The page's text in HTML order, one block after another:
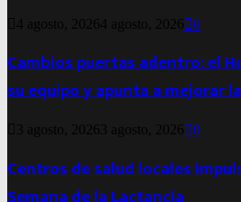
4 agosto, 20264 agosto, 2026 0
Cambios puertas adentro: el
su equipo y apunta a mejorar
3 agosto, 2026 3 agosto, 2026 0
Centros de salud locales